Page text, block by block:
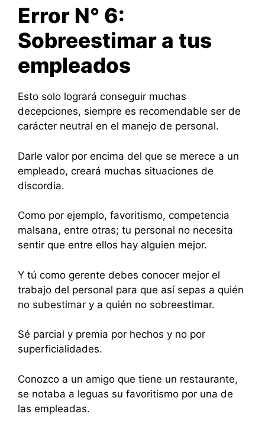
Error N° 6:
Sobreestimar a tus
empleados
Esto solo logrará conseguir muchas
decepciones, siempre es recomendable ser de
carácter neutral en el manejo de personal.
Darle valor por encima del que se merece a un
empleado, creará muchas situaciones de
discordia.
Como por ejemplo, favoritismo, competencia
malsana, entre otras; tu personal no necesita
sentir que entre ellos hay alguien mejor.
Y tú como gerente debes conocer mejor el
trabajo del personal para que así sepas a quién
no subestimar y a quién no sobreestimar.
Sé parcial y premia por hechos y no por
superficialidades.
Conozco a un amigo que tiene un restaurante,
se notaba a leguas su favoritismo por una de
las empleadas.